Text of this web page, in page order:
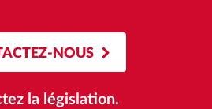
NOUS
la législation.